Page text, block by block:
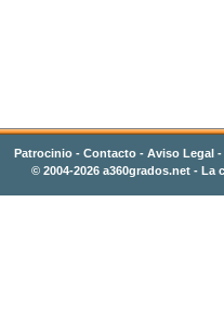
Patrocinio- Contacto- Aviso Legal -
© 2004-2026 a360grados.net- La